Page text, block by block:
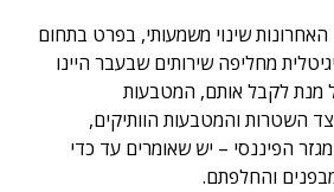
שינוי משמעותי, בפרט בתחום
מחליפה שירותים שבעבר היינו
מנת לקבל אותם, המטבעות
השטרות והמטבעות הוותיקים,
הפיננסי – יש שאומרים עד כדי
והחלפתם.